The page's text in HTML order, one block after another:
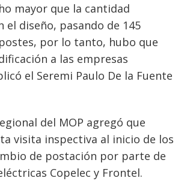
mayor que la cantidad
el diseño, pasando de 145
por lo tanto, hubo que
a las empresas
el Seremi Paulo De la Fuente
del MOP agregó que
visita inspectiva al inicio de los
de postación por parte de
Copelec y Frontel.